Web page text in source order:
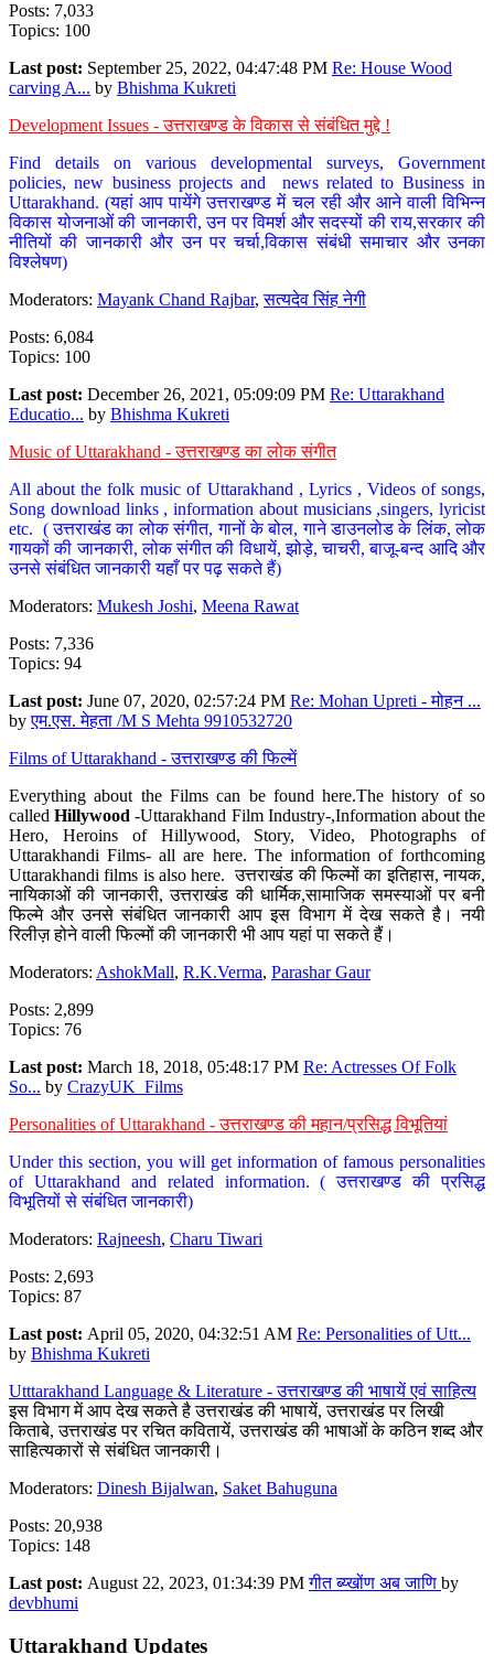
Posts: 7,033
Topics: 100
Last post: September 25, 2022, 04:47:48 PM Re: House Wood
carving A... by Bhishma Kukreti
Development Issues - उत्तराखण्ड के विकास से संबंधित मुद्दे !
Find details on various developmental surveys, Government
policies, new business projects and news related to Business in
Uttarakhand. (यहां आप पायेंगे उत्तराखण्ड में चल रही और आने वाली विभिन्न
विकास योजनाओं की जानकारी, उन पर विमर्श और सदस्यों की राय,सरकार की
नीतियों की जानकारी और उन पर चर्चा,विकास संबंधी समाचार और उनका
विश्लेषण)
Moderators: Mayank Chand Rajbar,सत्यदेव सिंह नेगी
Posts: 6,084
Topics: 100
Last post: December 26, 2021, 05:09:09 PM Re: Uttarakhand
Educatio... by Bhishma Kukreti
Music of Uttarakhand - उत्तराखण्ड का लोक संगीत
All about the folk music of Uttarakhand , Lyrics , Videos of songs,
Song download links , information about musicians ,singers, lyricist
etc. ( उत्तराखंड का लोक संगीत, गानों के बोल, गाने डाउनलोड के लिंक, लोक
गायकों की जानकारी, लोक संगीत की विधायें, झोड़े, चाचरी, बाजू-बन्द आदि और
उनसे संबंधित जानकारी यहाँ पर पढ़ सकते हैं)
Moderators: Mukesh Joshi, Meena Rawat
Posts: 7,336
Topics: 94
Last post: June 07, 2020, 02:57:24 PM Re: Mohan Upreti - मोहन ...
byएम.एस. मेहता /M S Mehta 9910532720
Films of Uttarakhand - उत्तराखण्ड की फिल्में
Everything about the Films can be found here.The history of so
calledHillywood-Uttarakhand Film Industry-,Information about the
Hero, Heroins of Hillywood, Story, Video, Photographs of
Uttarakhandi Films- all are here. The information of forthcoming
Uttarakhandi films is also here. उत्तराखंड की फिल्मों का इतिहास, नायक,
नायिकाओं की जानकारी, उत्तराखंड की धार्मिक,सामाजिक समस्याओं पर बनी
फिल्मे और उनसे संबंधित जानकारी आप इस विभाग में देख सकते है। नयी
रिलीज़ होने वाली फिल्मों की जानकारी भी आप यहां पा सकते हैं।
Moderators: AshokMall, R.K.Verma, Parashar Gaur
Posts: 2,899
Topics: 76
Last post: March 18, 2018, 05:48:17 PM Re: Actresses Of Folk
So... by CrazyUK_Films
Personalities of Uttarakhand - उत्तराखण्ड की महान/प्रसिद्ध विभूतियां
Under this section, you will get information of famous personalities
of Uttarakhand and related information. ( उत्तराखण्ड की प्रसिद्ध
विभूतियों से संबंधित जानकारी)
Moderators: Rajneesh, Charu Tiwari
Posts: 2,693
Topics: 87
Last post: April 05, 2020, 04:32:51 AM Re: Personalities of Utt...
by Bhishma Kukreti
Utttarakhand Language & Literature - उत्तराखण्ड की भाषायें एवं साहित्य
इस विभाग में आप देख सकते है उत्तराखंड की भाषायें, उत्तराखंड पर लिखी
किताबे, उत्तराखंड पर रचित कवितायें, उत्तराखंड की भाषाओं के कठिन शब्द और
साहित्यकारों से संबंधित जानकारी।
Moderators: Dinesh Bijalwan, Saket Bahuguna
Posts: 20,938
Topics: 148
Last post: August 22, 2023, 01:34:39 PMगीत ब्य्खोंण अब जाणि by
devbhumi
Uttarakhand Updates